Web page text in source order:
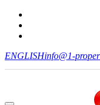
ENGLISHinfo@1-